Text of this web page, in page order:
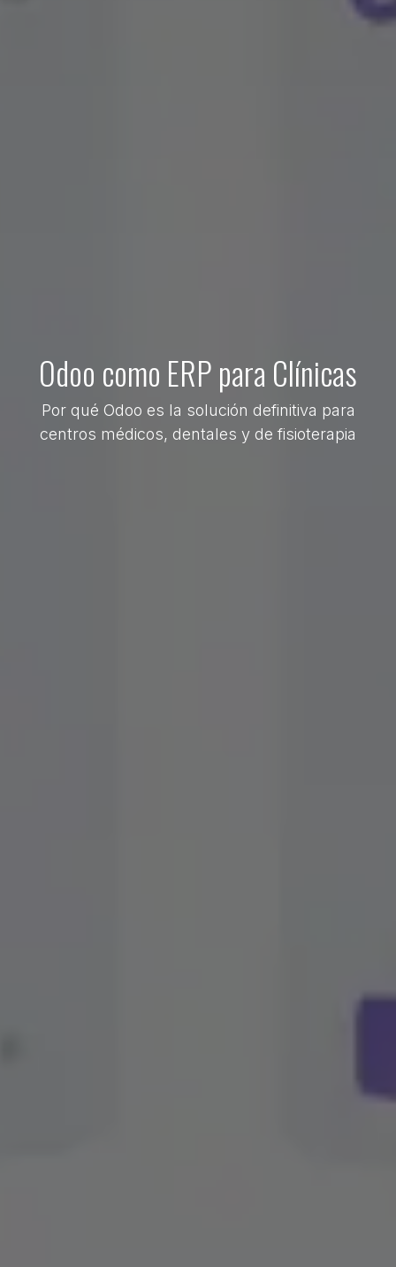
Odoo como ERP para Clínicas
Por qué Odoo es la solución definitiva para
centros médicos, dentales y de fisioterapia